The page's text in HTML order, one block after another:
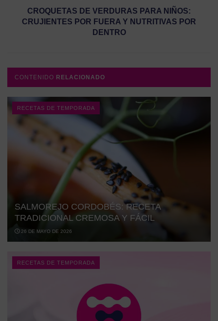
CROQUETAS DE VERDURAS PARA NIÑOS:
CRUJIENTES POR FUERA Y NUTRITIVAS POR
DENTRO
CONTENIDO RELACIONADO
RECETAS DE TEMPORADA
SALMOREJO CORDOBÉS: RECETA
TRADICIONAL CREMOSA Y FÁCIL
26 DE MAYO DE 2026
RECETAS DE TEMPORADA